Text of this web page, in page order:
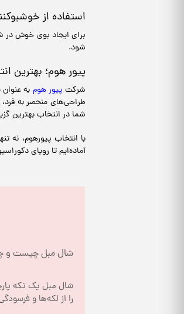
۴. استفاده از
برای ایجاد بوی خوش در
شود.
پیور هوم؛ بهترین
شرکت پیور هوم به
طراحی‌های منحصر به
شما در انتخاب بهترین
با انتخاب پیورهوم، نه
آماده‌ایم تا رویای
شال مبل چیست و چه
را از لکه‌ها و فرسودگی محافظت کند.